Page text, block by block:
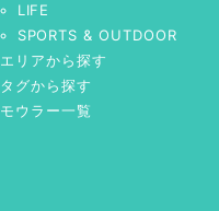
LIFE
SPORTS & OUTDOOR
エリアから探す
タグから探す
モウラー一覧